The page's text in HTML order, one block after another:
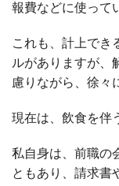
報費などに使って
これも、計上でき
ルがありますが、
慮りながら、徐々
現在は、飲食を伴
私自身は、前職の
ともあり、請求書